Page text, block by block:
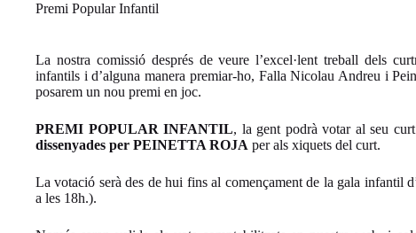
Premi Popular Infantil
La nostra comissió després de veure l’excel·lent treball dels
infantils i d’alguna manera premiar-ho, Falla Nicolau Andreu i
posarem un nou premi en joc.
PREMI POPULAR INFANTIL, la gent podrà votar al seu
dissenyades per PEINETTA ROJA per als xiquets del curt.
La votació serà des de hui fins al començament de la gala infantil
a les 18h.).